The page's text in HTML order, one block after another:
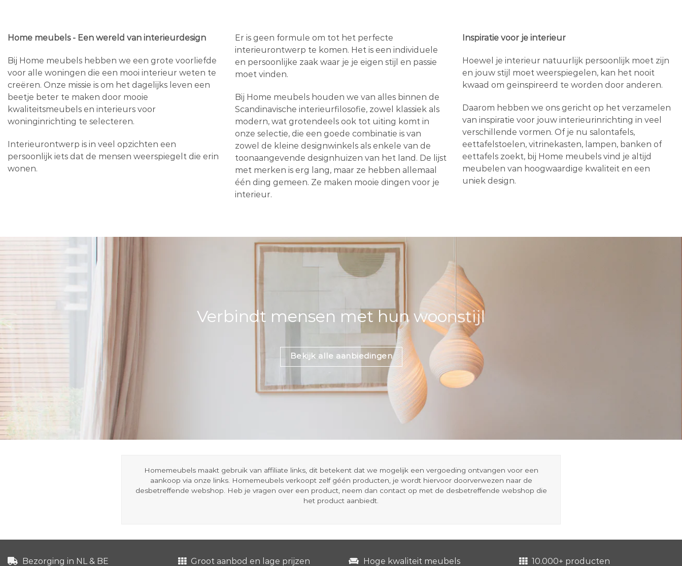
Home meubels - Een wereld van interieurdesign
Bij Home meubels hebben we een grote voorliefde
voor alle woningen die een mooi interieur weten te
creëren. Onze missie is om het dagelijks leven een
beetje beter te maken door mooie
kwaliteitsmeubels en interieurs voor
woninginrichting te selecteren.
Interieurontwerp is in veel opzichten een
persoonlijk iets dat de mensen weerspiegelt die erin
wonen.
Er is geen formule om tot het perfecte
interieurontwerp te komen. Het is een individuele
en persoonlijke zaak waar je je eigen stijl en passie
moet vinden.
Bij Home meubels houden we van alles binnen de
Scandinavische interieurfilosofie, zowel klassiek als
modern, wat grotendeels ook tot uiting komt in
onze selectie, die een goede combinatie is van
zowel de kleine designwinkels als enkele van de
toonaangevende designhuizen van het land. De lijst
met merken is erg lang, maar ze hebben allemaal
één ding gemeen. Ze maken mooie dingen voor je
interieur.
Inspiratie voor je interieur
Hoewel je interieur natuurlijk persoonlijk moet zijn
en jouw stijl moet weerspiegelen, kan het nooit
kwaad om geïnspireerd te worden door anderen.
Daarom hebben we ons gericht op het verzamelen
van inspiratie voor jouw interieurinrichting in veel
verschillende vormen. Of je nu salontafels,
eettafelstoelen, vitrinekasten, lampen, banken of
eettafels zoekt, bij Home meubels vind je altijd
meubelen van hoogwaardige kwaliteit en een
uniek design.
Verbindt mensen met hun woonstijl
Bekijk alle aanbiedingen
Homemeubels maakt gebruik van affiliate links, dit betekent dat we mogelijk een vergoeding ontvangen voor een
aankoop via onze links. Homemeubels verkoopt zelf géén producten, je wordt hiervoor doorverwezen naar de
desbetreffende webshop. Heb je vragen over een product, neem dan contact op met de desbetreffende webshop die
het product aanbiedt.
Bezorging in NL & BE Groot aanbod en lage prijzen Hoge kwaliteit meubels 10.000+ producten